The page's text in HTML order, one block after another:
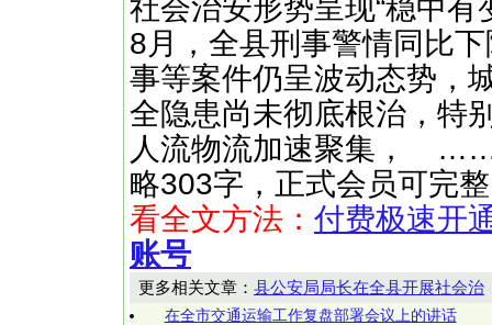
社会治安形势呈现“稳中
8月，全县刑事警情同比
事等案件仍呈波动态势，
全隐患尚未彻底根治，特
人流物流加速聚集， ……
略303字，正式会员可完
看全文方法： 付费极速开
账号
更多相关文章： 县公安局局长在全县开展社会治
在全市交通运输工作复盘部署会议上的讲话